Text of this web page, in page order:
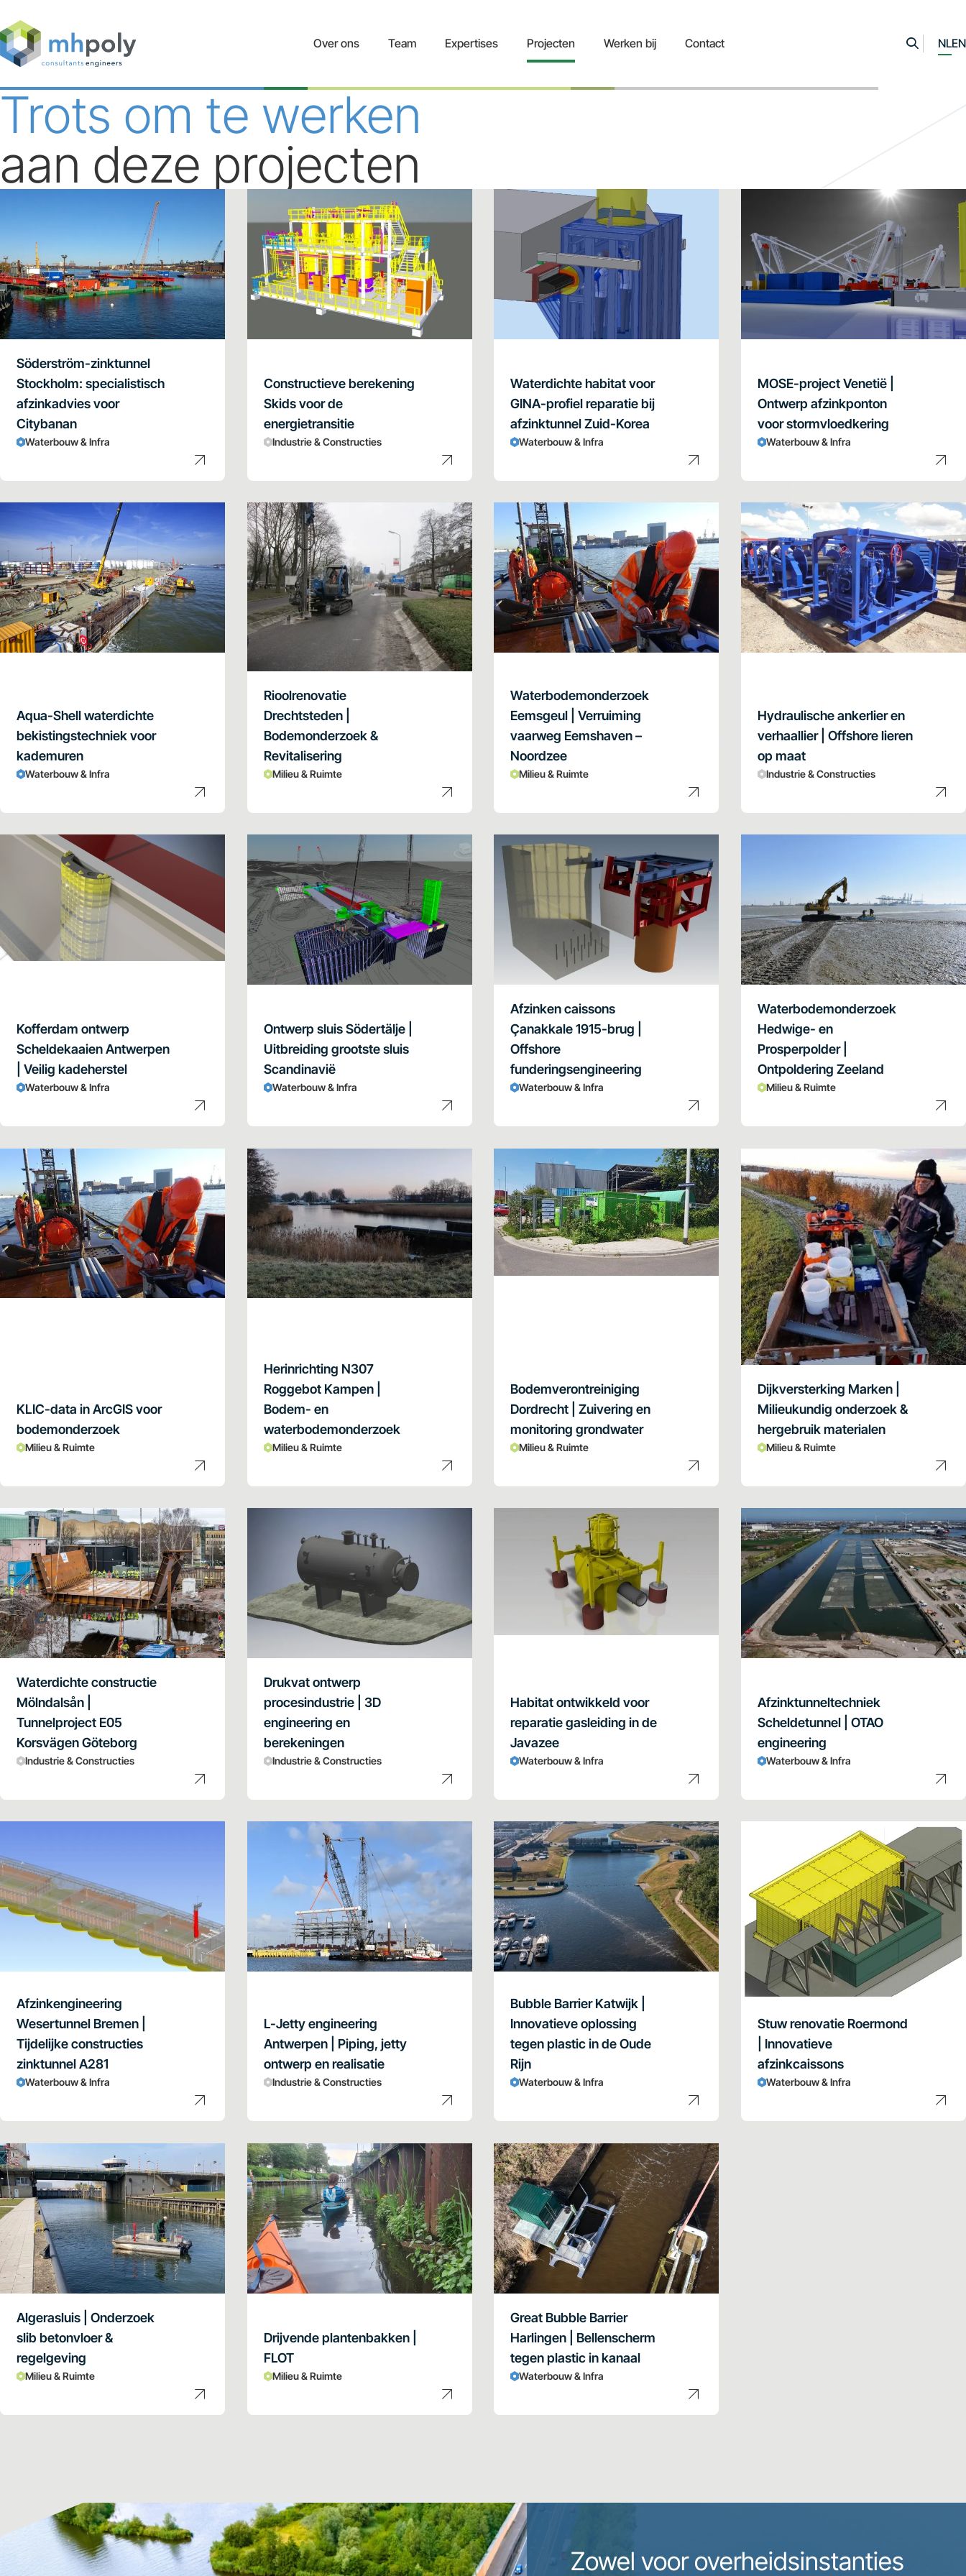
Over ons Team Expertises Projecten Werken bij Contact NLEN
Trots om te werken
aan deze projecten
Söderström-zinktunnel
Stockholm: specialistisch
afzinkadvies voor
Citybanan
Waterbouw & Infra
Constructieve berekening
Skids voor de
energietransitie
Industrie & Constructies
Waterdichte habitat voor
GINA-profiel reparatie bij
afzinktunnel Zuid-Korea
Waterbouw & Infra
MOSE-project Venetië |
Ontwerp afzinkponton
voor stormvloedkering
Waterbouw & Infra
Aqua-Shell waterdichte
bekistingstechniek voor
kademuren
Waterbouw & Infra
Rioolrenovatie
Drechtsteden |
Bodemonderzoek &
Revitalisering
Milieu & Ruimte
Waterbodemonderzoek
Eemsgeul | Verruiming
vaarweg Eemshaven –
Noordzee
Milieu & Ruimte
Hydraulische ankerlier en
verhaallier | Offshore lieren
op maat
Industrie & Constructies
Kofferdam ontwerp
Scheldekaaien Antwerpen
| Veilig kadeherstel
Waterbouw & Infra
Ontwerp sluis Södertälje |
Uitbreiding grootste sluis
Scandinavië
Waterbouw & Infra
Afzinken caissons
Çanakkale 1915-brug |
Offshore
funderingsengineering
Waterbouw & Infra
Waterbodemonderzoek
Hedwige- en
Prosperpolder |
Ontpoldering Zeeland
Milieu & Ruimte
KLIC-data in ArcGIS voor
bodemonderzoek
Milieu & Ruimte
Herinrichting N307
Roggebot Kampen |
Bodem- en
waterbodemonderzoek
Milieu & Ruimte
Bodemverontreiniging
Dordrecht | Zuivering en
monitoring grondwater
Milieu & Ruimte
Dijkversterking Marken |
Milieukundig onderzoek &
hergebruik materialen
Milieu & Ruimte
Waterdichte constructie
Mölndalsån |
Tunnelproject E05
Korsvägen Göteborg
Industrie & Constructies
Drukvat ontwerp
procesindustrie | 3D
engineering en
berekeningen
Industrie & Constructies
Habitat ontwikkeld voor
reparatie gasleiding in de
Javazee
Waterbouw & Infra
Afzinktunneltechniek
Scheldetunnel | OTAO
engineering
Waterbouw & Infra
Afzinkengineering
Wesertunnel Bremen |
Tijdelijke constructies
zinktunnel A281
Waterbouw & Infra
L-Jetty engineering
Antwerpen | Piping, jetty
ontwerp en realisatie
Industrie & Constructies
Bubble Barrier Katwijk |
Innovatieve oplossing
tegen plastic in de Oude
Rijn
Waterbouw & Infra
Stuw renovatie Roermond
| Innovatieve
afzinkcaissons
Waterbouw & Infra
Algerasluis | Onderzoek
slib betonvloer &
regelgeving
Milieu & Ruimte
Drijvende plantenbakken |
FLOT
Milieu & Ruimte
Great Bubble Barrier
Harlingen | Bellenscherm
tegen plastic in kanaal
Waterbouw & Infra
Zowel voor overheidsinstanties